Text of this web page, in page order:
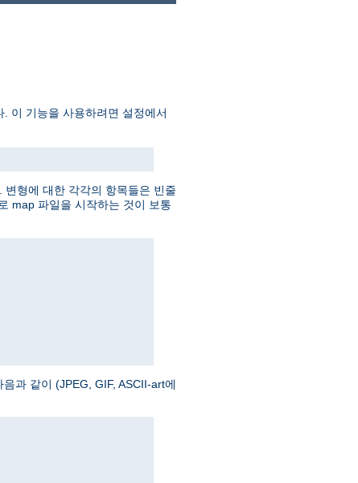
. 이 기능을 사용하려면 설정에서
형에 대한 각각의 항목들은 빈줄
map 파일을 시작하는 것이 보통
과 같이 (JPEG, GIF, ASCII-art에